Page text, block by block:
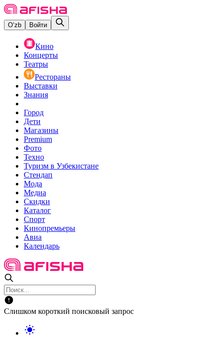
O‘zb Войти
Кино
Концерты
Театры
Рестораны
Выставки
Знания
Город
Дети
Магазины
Premium
Фото
Техно
Туризм в Узбекистане
Стендап
Мода
Медиа
Скидки
Каталог
Спорт
Кинопремьеры
Авиа
Календарь
Слишком короткий поисковый запрос